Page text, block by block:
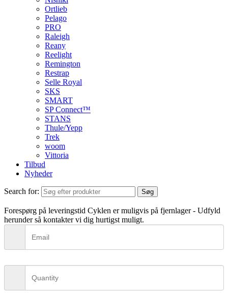
Ortlieb
Pelago
PRO
Raleigh
Reany
Reelight
Remington
Restrap
Selle Royal
SKS
SMART
SP Connect™
STANS
Thule/Yepp
Trek
woom
Vittoria
Tilbud
Nyheder
Search for: Søg
Forespørg på leveringstid Cyklen er muligvis på fjernlager - Udfyld
herunder så kontakter vi dig hurtigst muligt.